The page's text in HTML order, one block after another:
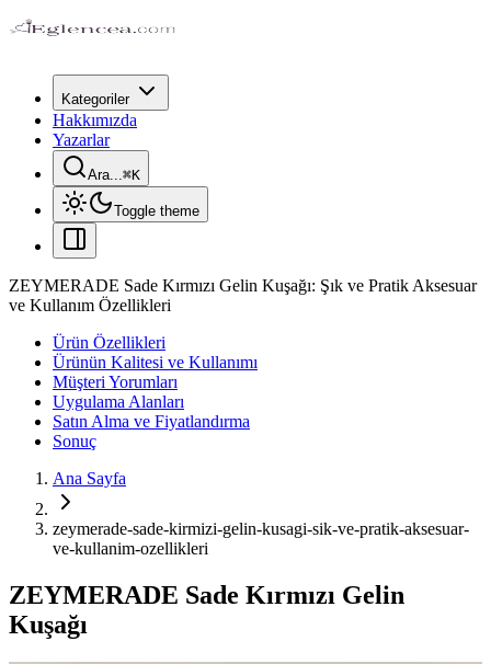
Kategoriler
Hakkımızda
Yazarlar
Ara...⌘K
Toggle theme
ZEYMERADE Sade Kırmızı Gelin Kuşağı: Şık ve Pratik Aksesuar
ve Kullanım Özellikleri
Ürün Özellikleri
Ürünün Kalitesi ve Kullanımı
Müşteri Yorumları
Uygulama Alanları
Satın Alma ve Fiyatlandırma
Sonuç
Ana Sayfa
zeymerade-sade-kirmizi-gelin-kusagi-sik-ve-pratik-aksesuar-
ve-kullanim-ozellikleri
ZEYMERADE Sade Kırmızı Gelin
Kuşağı